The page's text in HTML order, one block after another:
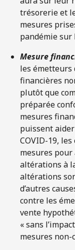
trésorerie et
mesures
pandémie
Mesure
les émetteurs
financières
plutôt que
préparée
mesures
puissent
COVID-19,
mesures
altérations à
altérations
d’autres
contre les
vente
« sans
mesures non-